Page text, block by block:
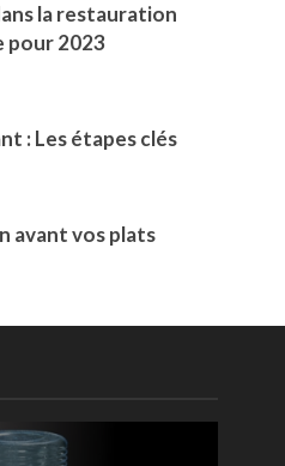
la restauration
pour 2023
: Les étapes clés
avant vos plats